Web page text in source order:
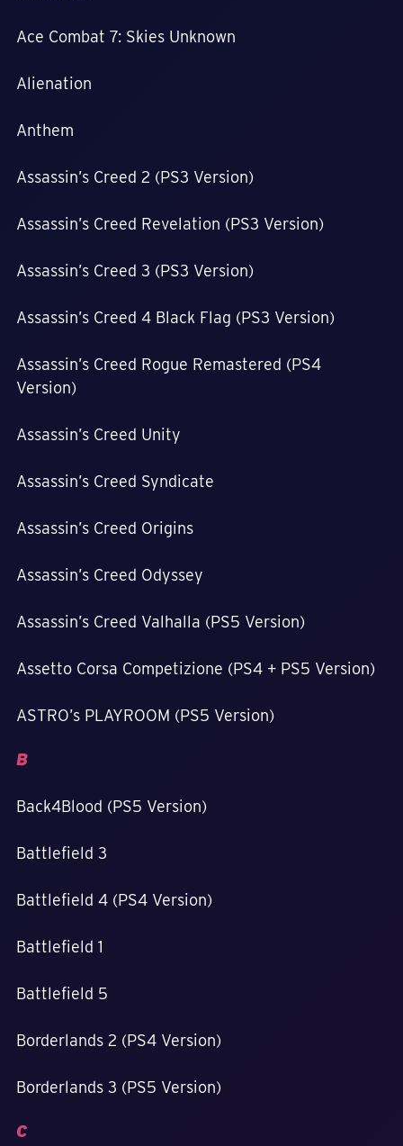
Ace Combat 7: Skies Unknown
Alienation
Anthem
Assassin’s Creed 2 (PS3 Version)
Assassin’s Creed Revelation (PS3 Version)
Assassin’s Creed 3 (PS3 Version)
Assassin’s Creed 4 Black Flag (PS3 Version)
Assassin’s Creed Rogue Remastered (PS4
Version)
Assassin’s Creed Unity
Assassin’s Creed Syndicate
Assassin’s Creed Origins
Assassin’s Creed Odyssey
Assassin’s Creed Valhalla (PS5 Version)
Assetto Corsa Competizione (PS4 + PS5 Version)
ASTRO’s PLAYROOM (PS5 Version)
B
Back4Blood (PS5 Version)
Battlefield 3
Battlefield 4 (PS4 Version)
Battlefield 1
Battlefield 5
Borderlands 2 (PS4 Version)
Borderlands 3 (PS5 Version)
C